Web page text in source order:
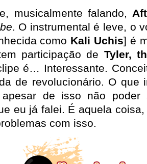
musicalmente falando,
. O instrumental é leve, o
como Kali Uchis] é
participação de Tyler,
é… Interessante.
de revolucionário. O que
de isso não poder
eu já falei. É aquela
com isso.